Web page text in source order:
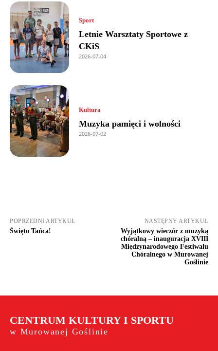
Sport
Letnie Warsztaty Sportowe z
CKiS
2026-07-04
Kultura
Muzyka pamięci i wolności
2026-07-02
POPRZEDNI ARTYKUŁ
Święto Tańca!
NASTĘPNY ARTYKUŁ
Wyjątkowy wieczór z muzyką
chóralną – inauguracja XVIII
Międzynarodowego Festiwalu
Chóralnego w Murowanej
Goślinie
CENTRUM KULTURY I SPORTU
w Murowanej Goślinie